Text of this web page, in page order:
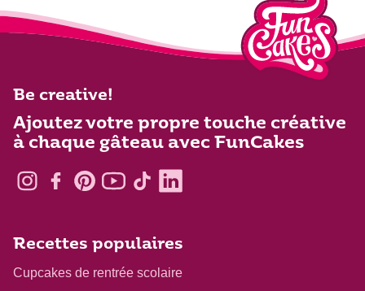
Be creative!
Ajoutez votre propre touche créative
à chaque gâteau avec FunCakes
Recettes populaires
Cupcakes de rentrée scolaire